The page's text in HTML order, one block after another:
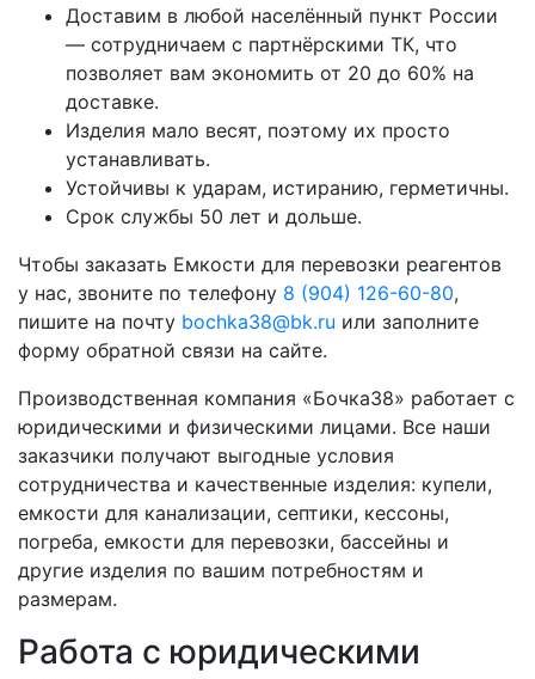
Доставим в любой населённый пункт России
— сотрудничаем с партнёрскими ТК, что
позволяет вам экономить от 20 до 60% на
доставке.
Изделия мало весят, поэтому их просто
устанавливать.
Устойчивы к ударам, истиранию, герметичны.
Срок службы 50 лет и дольше.
Чтобы заказать Емкости для перевозки реагентов
у нас, звоните по телефону 8 (904) 126-60-80,
пишите на почту bochka38@bk.ru или заполните
форму обратной связи на сайте.
Производственная компания «Бочка38» работает с
юридическими и физическими лицами. Все наши
заказчики получают выгодные условия
сотрудничества и качественные изделия: купели,
емкости для канализации, септики, кессоны,
погреба, емкости для перевозки, бассейны и
другие изделия по вашим потребностям и
размерам.
Работа с юридическими